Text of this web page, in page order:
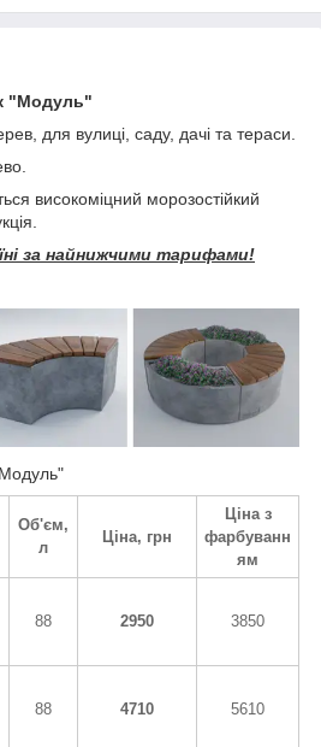
"Модуль"
для вулиці, саду, дачі та тераси.
високоміцний морозостійкий
за найнижчими тарифами!
Об'єм,
л
Ціна, грн
Ціна з
фарбуванн
ям
88 2950 3850
88 4710 5610